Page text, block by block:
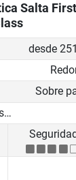
Salta First
Sobre
Peso máx. del usuario